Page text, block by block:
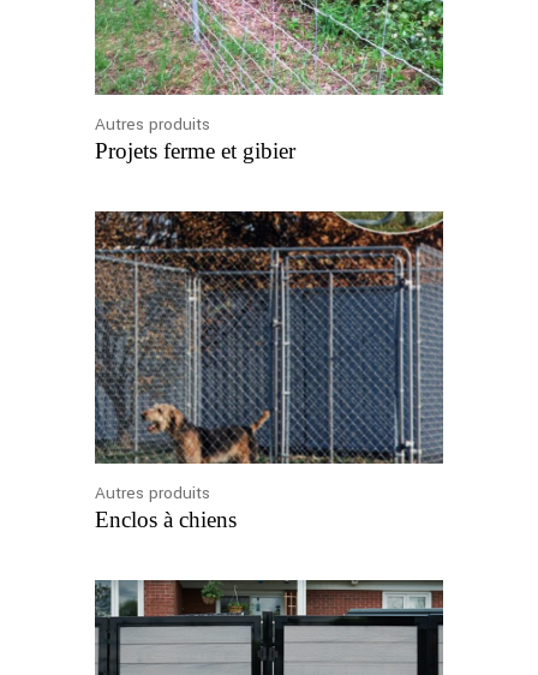
Autres produits
Projets ferme et gibier
Autres produits
Enclos à chiens